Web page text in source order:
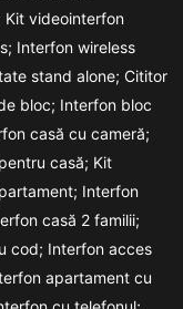
Kit videointerfon
Interfon wireless
stand alone; Cititor
bloc; Interfon bloc
casă cu cameră;
casă; Kit
Interfon
casă 2 familii;
cod; Interfon acces
apartament cu